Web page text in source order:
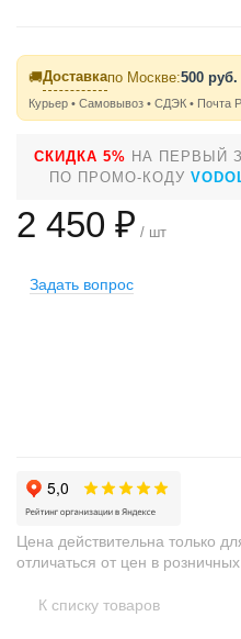
🚚Доставкапо Москве:500 руб.
Курьер • Самовывоз • СДЭК • Почта
СКИДКА 5% НА ПЕРВЫЙ
ПО ПРОМО-КОДУ
2 450 ₽ / шт
Задать вопрос
Цена действительна только
отличаться от цен в
К списку товаров